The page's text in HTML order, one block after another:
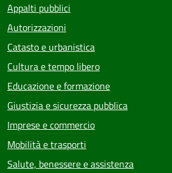
Appalti pubblici
Autorizzazioni
Catasto e urbanistica
Cultura e tempo libero
Educazione e formazione
Giustizia e sicurezza pubblica
Imprese e commercio
Mobilità e trasporti
Salute, benessere e assistenza